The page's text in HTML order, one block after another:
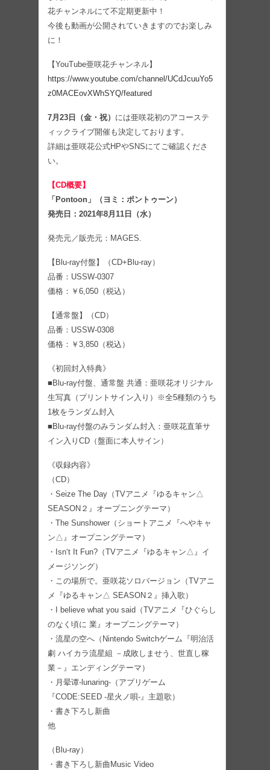
花チャンネルにて不定期更新中！
今後も動画が公開されていきますのでお楽しみ
に！
【YouTube亜咲花チャンネル】
https://www.youtube.com/channel/UCdJcuuYo5
z0MACEovXWhSYQ/featured
7月23日（金・祝） には亜咲花初のアコーステ
ィックライブ開催も決定しております。
詳細は亜咲花公式HPやSNSにてご確認くださ
い。
【CD概要】
「Pontoon」（ヨミ：ポントゥーン）
発売日：2021年8月11日（水）
発売元／販売元：MAGES.
【Blu-ray付盤】（CD+Blu-ray）
品番：USSW-0307
価格：￥6,050（税込）
【通常盤】（CD）
品番：USSW-0308
価格：￥3,850（税込）
《初回封入特典》
■Blu-ray付盤、通常盤 共通：亜咲花オリジナル
生写真（プリントサイン入り）※全5種類のうち
1枚をランダム封入
■Blu-ray付盤のみランダム封入：亜咲花直筆サ
イン入りCD（盤面に本人サイン）
《収録内容》
（CD）
・Seize The Day（TVアニメ『ゆるキャン△
SEASON２』オープニングテーマ）
・The Sunshower（ショートアニメ『へやキャ
ン△』オープニングテーマ）
・Isn‘t It Fun?（TVアニメ『ゆるキャン△』イ
メージソング）
・この場所で。亜咲花ソロバージョン（TVアニ
メ『ゆるキャン△ SEASON２』挿入歌）
・I believe what you said（TVアニメ『ひぐらし
のなく頃に 業』オープニングテーマ）
・流星の空へ（Nintendo Switchゲーム『明治活
劇 ハイカラ流星組 －成敗しませう、世直し稼
業－』エンディングテーマ）
・月晕谭-lunaring-（アプリゲーム
『CODE:SEED -星火ノ唄-』主題歌）
・書き下ろし新曲
他
（Blu-ray）
・書き下ろし新曲Music Video